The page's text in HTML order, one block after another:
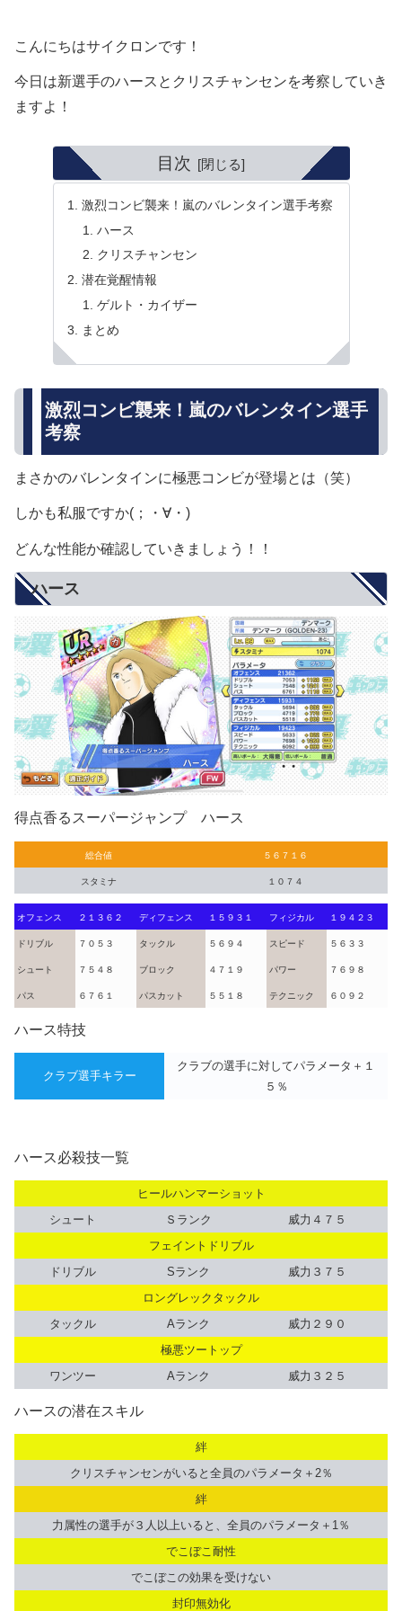
こんにちはサイクロンです！
今日は新選手のハースとクリスチャンセンを考察していき
ますよ！
目次
激烈コンビ襲来！嵐のバレンタイン選手考察
ハース
クリスチャンセン
潜在覚醒情報
ゲルト・カイザー
まとめ
激烈コンビ襲来！嵐のバレンタイン選手
考察
まさかのバレンタインに極悪コンビが登場とは（笑）
しかも私服ですか(；・∀・)
どんな性能か確認していきましょう！！
ハース
得点香るスーパージャンプ ハース
総合値 ５６７１６
スタミナ １０７４
オフェンス ２１３６２ ディフェンス １５９３１ フィジカル １９４２３
ドリブル ７０５３ タックル ５６９４ スピード ５６３３
シュート ７５４８ ブロック ４７１９ パワー ７６９８
パス ６７６１ パスカット ５５１８ テクニック ６０９２
ハース特技
クラブ選手キラー
クラブの選手に対してパラメータ＋１
５％
ハース必殺技一覧
ヒールハンマーショット
シュート
Ｓランク
威力４７５
フェイントドリブル
ドリブル
Sランク
威力３７５
ロングレックタックル
タックル
Aランク
威力２９０
極悪ツートップ
ワンツー
Aランク 威力３２５
ハースの潜在スキル
絆
クリスチャンセンがいると全員のパラメータ＋2％
絆
力属性の選手が３人以上いると、全員のパラメータ＋1％
でこぼこ耐性
でこぼこの効果を受けない
封印無効化